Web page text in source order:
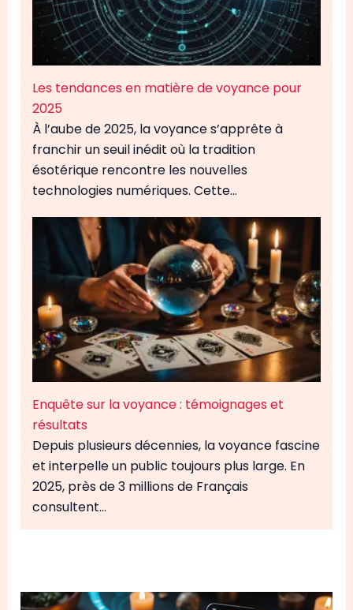
Les tendances en matière de voyance pour
2025
À l’aube de 2025, la voyance s’apprête à
franchir un seuil inédit où la tradition
ésotérique rencontre les nouvelles
technologies numériques. Cette…
Enquête sur la voyance : témoignages et
résultats
Depuis plusieurs décennies, la voyance fascine
et interpelle un public toujours plus large. En
2025, près de 3 millions de Français
consultent…